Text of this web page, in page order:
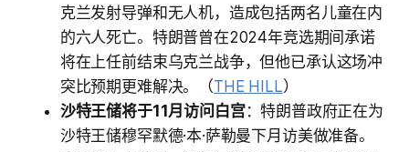
克兰发射导弹和无人机，造成包括两名儿童在内
的六人死亡。特朗普曾在2024年竞选期间承诺
将在上任前结束乌克兰战争，但他已承认这场冲
突比预期更难解决。（THE HILL）
沙特王储将于11月访问白宫：特朗普政府正在为
沙特王储穆罕默德·本·萨勒曼下月访美做准备。